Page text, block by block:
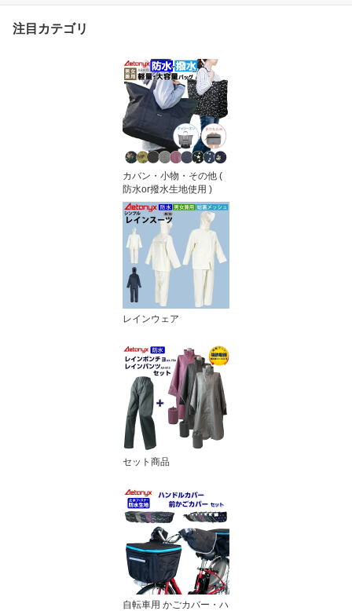
注目カテゴリ
カバン・小物・その他 (
防水or撥水生地使用 )
レインウェア
セット商品
自転車用 かごカバー・ハ